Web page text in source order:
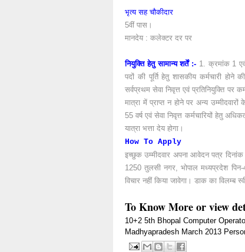
भृत्य सह चौकीदार
5वीं पास।
मानदेय : कलेक्टर दर पर
नियुक्ति हेतु सामान्य शर्तें :- 1. क्रमांक 1
पदों की पूर्ति हेतु शासकीय कर्मचारी
सर्वप्रथम सेवा निवृत्त एवं प्रतिनियुक्ति पर
मात्रा में प्राप्त न होने पर अन्य
55 वर्ष एवं सेवा निवृत्त कर्मचारियों हेतु
यात्रा भत्ता देय होगा।
How To Apply
इच्छुक उम्मीदवार अपना आवेदन पत्र
1250 तुलसी नगर, भोपाल मध्यप्रदेश
विचार नहीं किया जावेगा। डाक का विलम्ब
To Know More or view
10+2 5th Bhopal Computer
Madhyapradesh March 2013